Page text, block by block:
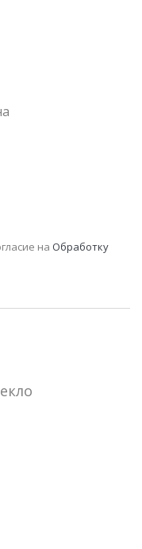
на Обработку